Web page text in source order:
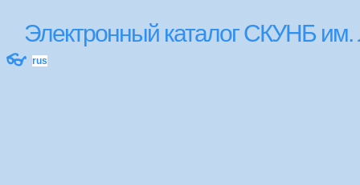
Электронный каталог СКУНБ
👓 rus